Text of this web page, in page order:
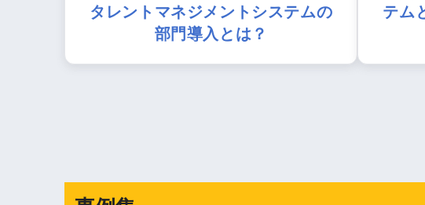
タレントマネジメントシステムの
部門導入とは？
テム